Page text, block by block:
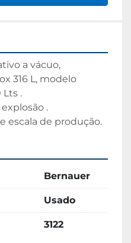
a vácuo,
316 L, modelo
Lts .
.
escala de produção.
Bernauer
Usado
3122